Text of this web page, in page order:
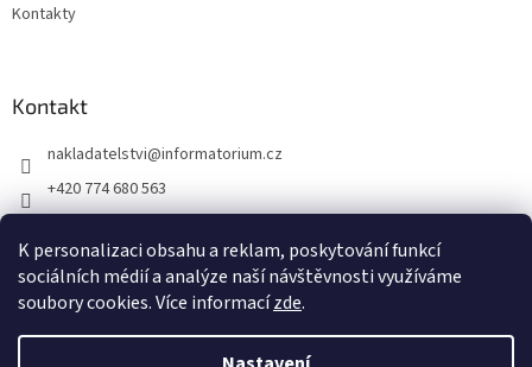
K personalizaci obsahu a reklam, poskytování funkcí
sociálních médií a analýze naší návštěvnosti využíváme
soubory cookies. Více informacízde.
Kontakty
Kontakt
nakladatelstvi@informatorium.cz
+420 774 680 563
informatorium/